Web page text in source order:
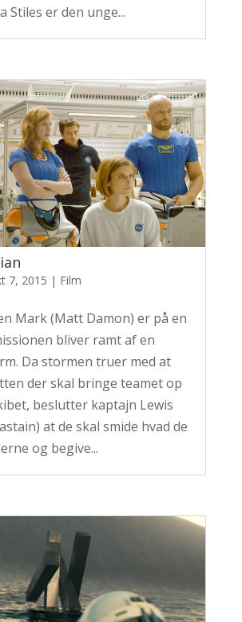
Stiles er den unge...
7, 2015 | Film
Mark (Matt Damon) er på en
bliver ramt af en
Da stormen truer med at
der skal bringe teamet op
beslutter kaptajn Lewis
at de skal smide hvad de
og begive...